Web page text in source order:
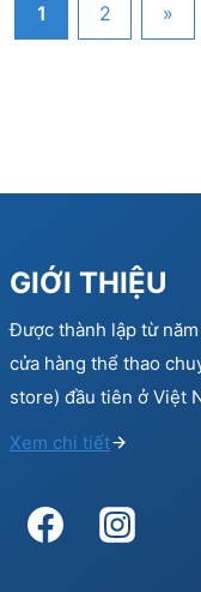
1 2 »
GIỚI THIỆU
Được thành lập từ
cửa hàng thể thao
store) đầu tiên ở Việt
Xem chi tiết